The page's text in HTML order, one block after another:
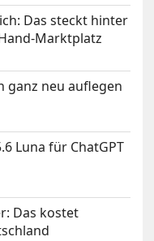
Das steckt hinter
Marktplatz
ganz neu auflegen
Luna für ChatGPT
Das kostet